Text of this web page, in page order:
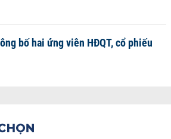
bố hai ứng viên HĐQT, cổ phiếu